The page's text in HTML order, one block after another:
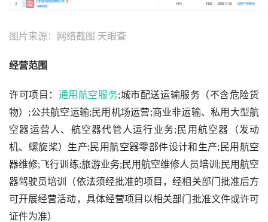
图片来源：网络截图 天眼查
经营范围
许可项目： 通用航空服务;城市配送运输服务（不含危险货
物）;公共航空运输;民用机场运营;商业非运输、私用大型航
空器运营人、航空器代管人运行业务;民用航空器（发动
机、螺旋桨）生产;民用航空器零部件设计和生产;民用航空
器维修;飞行训练;旅游业务;民用航空维修人员培训;民用航空
器驾驶员培训（依法须经批准的项目，经相关部门批准后方
可开展经营活动，具体经营项目以相关部门批准文件或许可
证件为准）